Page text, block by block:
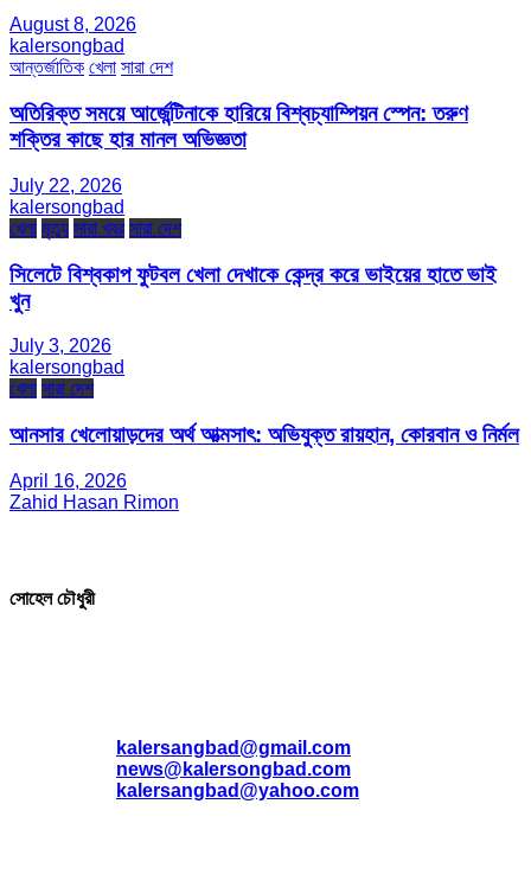
August 8, 2026
kalersongbad
আন্তর্জাতিক খেলা সারা দেশ
অতিরিক্ত সময়ে আর্জেন্টিনাকে হারিয়ে বিশ্বচ্যাম্পিয়ন স্পেন: তরুণ
শক্তির কাছে হার মানল অভিজ্ঞতা
July 22, 2026
kalersongbad
খেলা মৃত্যু সারা খবর সারা দেশ
সিলেটে বিশ্বকাপ ফুটবল খেলা দেখাকে কেন্দ্র করে ভাইয়ের হাতে ভাই
খুন
July 3, 2026
kalersongbad
খেলা সারা দেশ
আনসার খেলোয়াড়দের অর্থ আত্মসাৎ: অভিযুক্ত রায়হান, কোরবান ও নির্মল
April 16, 2026
Zahid Hasan Rimon
সোহেল চৌধুরী
kalersangbad@gmail.com
news@kalersongbad.com
kalersangbad@yahoo.com